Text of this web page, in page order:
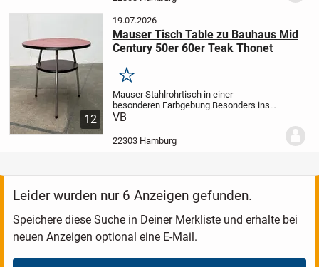
des...
12
19.07.2026
Mauser Tisch Table zu Bauhaus Mid
Century 50er 60er Teak Thonet
Merken
Mauser Stahlrohrtisch in einer
besonderen Farbgebung.Besonders ins
Auge fällt die rote Beschichtung der
dazu eine schwarze Kunststoffkante.
Form und Farbe...
VB
22303 Hamburg
Leider wurden nur 6 Anzeigen gefunden.
Speichere diese Suche in Deiner Merkliste und erhalte bei
neuen Anzeigen optional eine E-Mail.